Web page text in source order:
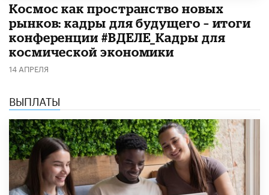
Космос как пространство новых
рынков: кадры для будущего – итоги
конференции #ВДЕЛЕ_Кадры для
космической экономики
14 АПРЕЛЯ
ВЫПЛАТЫ